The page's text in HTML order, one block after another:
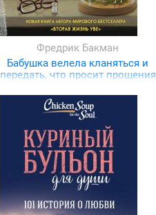
Фредрик Бакман
Бабушка велела кланяться и
передать, что просит прощения